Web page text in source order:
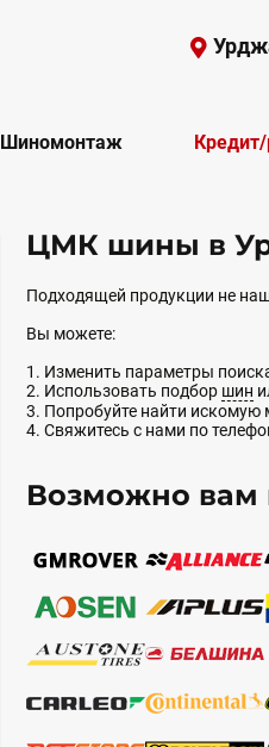
Шиномонтаж
ЦМК шины в
Подходящей продукции не
Вы можете:
1. Изменить параметры
2. Использовать подбор шин
3. Попробуйте найти искомую
4. Свяжитесь с нами по
Возможно вам